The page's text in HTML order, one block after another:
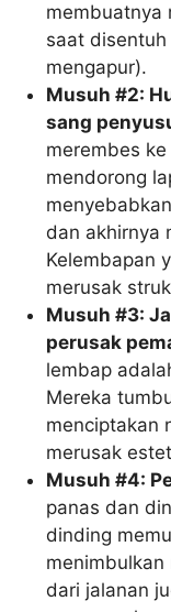
membuatnya
saat
mengapur).
Musuh #2:
sang
merembes
mendorong
dan akhirnya
Kelembapan
merusak
Musuh #3:
perusak
lembap
Mereka
menciptakan
merusak
Musuh #4:
panas dan
dinding
dari jalanan